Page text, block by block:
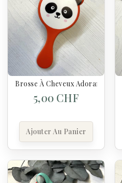
Brosse À Cheveux Adoramals
5,00 CHF
Ajouter Au Panier